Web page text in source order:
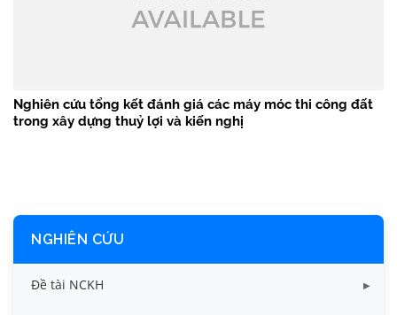
Nghiên cứu tổng kết đánh giá các máy móc thi công đất
trong xây dựng thuỷ lợi và kiến nghị
NGHIÊN CỨU
Đề tài NCKH